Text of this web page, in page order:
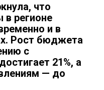
что
регионе
и в
Рост бюджета
с
21%, а
— до